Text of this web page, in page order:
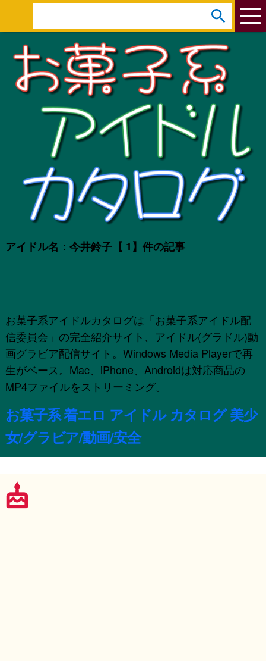
アイドル名：今井鈴子【 1】件の記事
お菓子系アイドルカタログは「お菓子系アイドル配
信委員会」の完全紹介サイト、アイドル(グラドル)動
画グラビア配信サイト。Windows Media Playerで再
生がベース。Mac、iPhone、Androidは対応商品の
MP4ファイルをストリーミング。
お菓子系 着エロ アイドル カタログ 美少
女/グラビア/動画/安全
e
a
r
arrow_circle_down